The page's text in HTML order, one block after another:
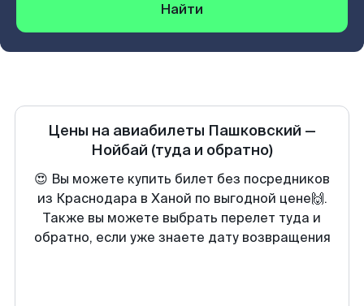
Найти
Цены на авиабилеты Пашковский —
Нойбай (туда и обратно)
😍 Вы можете купить билет без посредников
из Краснодара в Ханой по выгодной цене🙌.
Также вы можете выбрать перелет туда и
обратно, если уже знаете дату возвращения